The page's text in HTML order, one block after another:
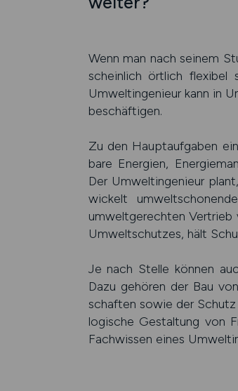
Wenn man nach seinem
schein­lich ört­lich flexi­bel
Umwelt­ingenieur kann in
beschäf­tigen.
Zu den Hauptaufgaben
bare Energien,
Der Umwelt­ingenieur
wickelt
umwelt­gerech­ten Ver­trieb
Umwelt­schutzes, hält
Je nach Stelle können
Dazu gehören der Bau
schaften sowie der
logische Gestal­tung von
Fach­wissen eines